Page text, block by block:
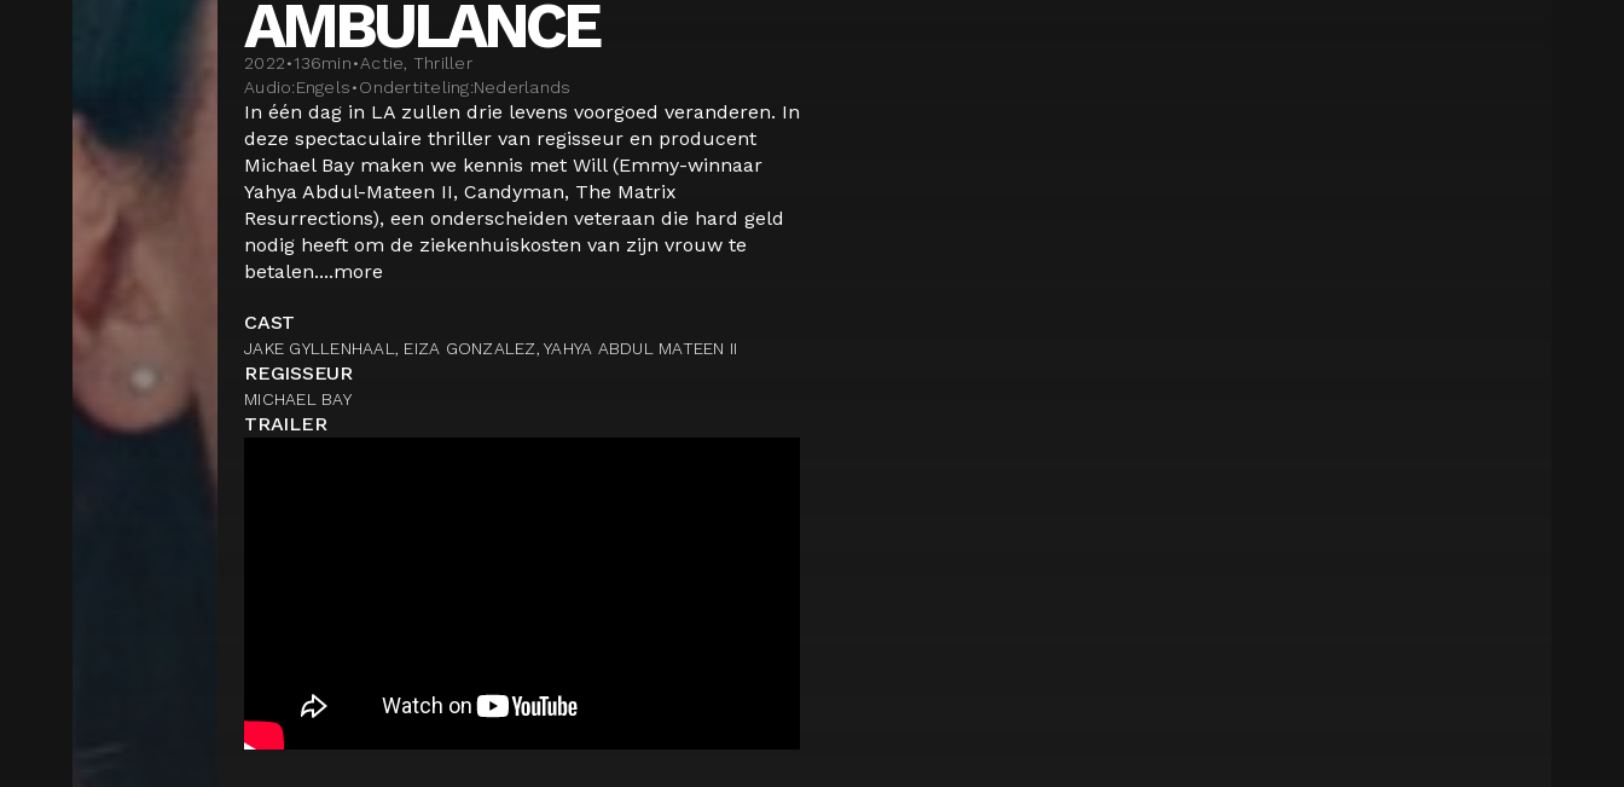
AMBULANCE
2022•136min•Actie, Thriller
Audio:Engels•Ondertiteling:Nederlands
In één dag in LA zullen drie levens voorgoed veranderen. In
deze spectaculaire thriller van regisseur en producent
Michael Bay maken we kennis met Will (Emmy-winnaar
Yahya Abdul-Mateen II, Candyman, The Matrix
Resurrections), een onderscheiden veteraan die hard geld
nodig heeft om de ziekenhuiskosten van zijn vrouw te
betalen....more
CAST
JAKE GYLLENHAAL, EIZA GONZALEZ, YAHYA ABDUL MATEEN II
REGISSEUR
MICHAEL BAY
TRAILER